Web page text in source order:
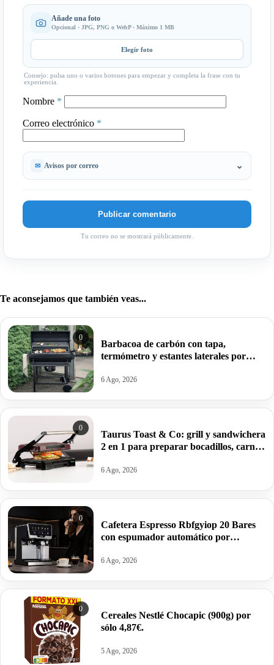
Añade una foto
Opcional · JPG, PNG o WebP · Máximo 1 MB
Elegir foto
Consejo: pulsa uno o varios botones para empezar y completa la frase con tu
experiencia.
Nombre *
Correo electrónico *
Avisos por correo
Tu correo no se mostrará públicamente.
Te aconsejamos que también veas...
0
Barbacoa de carbón con tapa,
termómetro y estantes laterales por
6 Ago, 2026
0
Taurus Toast & Co: grill y sandwichera
2 en 1 para preparar bocadillos, carnes
6 Ago, 2026
0
Cafetera Espresso Rbfgyiop 20 Bares
con espumador automático por
6 Ago, 2026
0
Cereales Nestlé Chocapic (900g) por
sólo 4,87€.
5 Ago, 2026